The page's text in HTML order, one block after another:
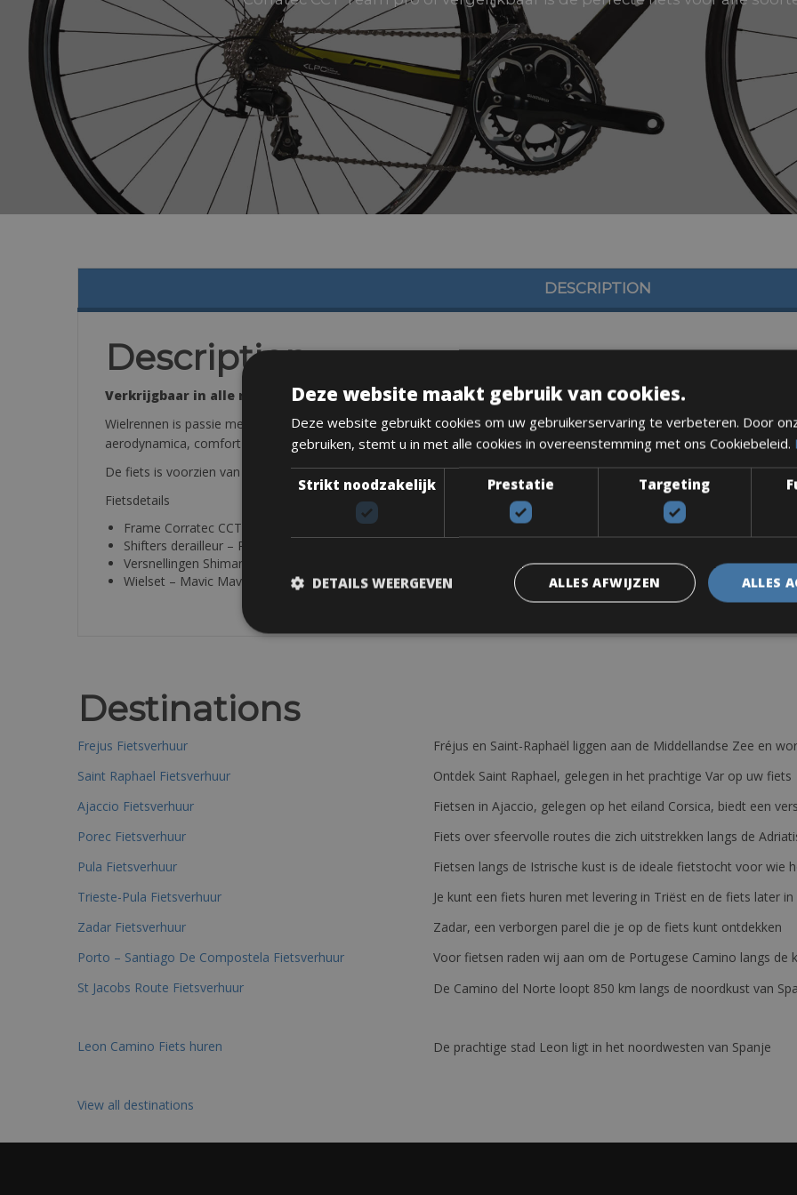
DESCRIPTION
Description
Verkrijgbaar in alle maten:
Wielrennen is passie met deze Corratec CCT teamracefiets. De Corratec CCT Team pro of vergelijkbaar is de perfecte
aerodynamica, comfort en lichtheid zal je zeker doen rijden met een grote grijns op je gezicht.
De fiets is voorzien van een slot, reparatieset en een helm
Fietsdetails
Frame Corratec CCT-team Aandrijving – Shimano Ultegra 11v
Shifters derailleur – Remmen – Schakelverstellers allemaal in Shimano Ultegra
Versnellingen Shimano Ultegra 50 x 34 11 speed -11-28
Wielset – Mavic Mavic Elite Pro – 25
Destinations
Frejus Fietsverhuur
Fréjus en Saint-Raphaël liggen aan de Middellandse Zee en
Saint Raphael Fietsverhuur
Ontdek Saint Raphael, gelegen in het prachtige Var op uw fiets
Ajaccio Fietsverhuur
Fietsen in Ajaccio, gelegen op het eiland Corsica, biedt een
Porec Fietsverhuur
Fiets over sfeervolle routes die zich uitstrekken langs de
Pula Fietsverhuur
Fietsen langs de Istrische kust is de ideale fietstocht voor wie
Trieste-Pula Fietsverhuur
Je kunt een fiets huren met levering in Triëst en de fiets later
Zadar Fietsverhuur
Zadar, een verborgen parel die je op de fiets kunt ontdekken
Porto – Santiago De Compostela Fietsverhuur
Voor fietsen raden wij aan om de Portugese Camino langs de
St Jacobs Route Fietsverhuur
De Camino del Norte loopt 850 km langs de noordkust van
Leon Camino Fiets huren De prachtige stad Leon ligt in het noordwesten van Spanje
View all destinations
Deze website maakt gebruik van cookies.
Deze website gebruikt cookies om uw gebruikerservaring te verbeteren. Door
gebruiken, stemt u in met alle cookies in overeenstemming met ons Cookiebeleid.
Strikt noodzakelijk Prestatie Targeting
ALLES
ALLES AFWIJZEN
DETAILS WEERGEVEN